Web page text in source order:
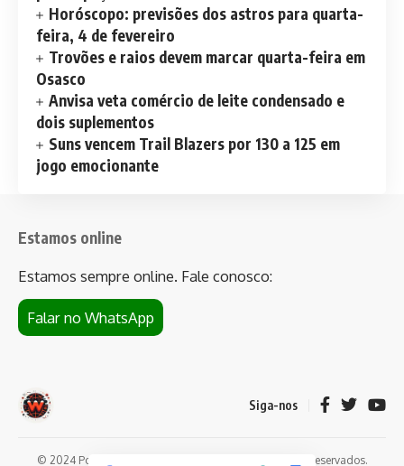
Horóscopo: previsões dos astros para quarta-
feira, 4 de fevereiro
Trovões e raios devem marcar quarta-feira em
Osasco
Anvisa veta comércio de leite condensado e
dois suplementos
Suns vencem Trail Blazers por 130 a 125 em
jogo emocionante
Estamos online
Estamos sempre online. Fale conosco:
Falar no WhatsApp
Siga-nos
© 2024 Portal de notícias Web Flush. Todos os direitos reservados.